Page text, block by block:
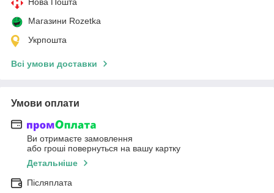
Магазини Rozetka
Укрпошта
Всі умови доставки
Умови оплати
Ви отримаєте замовлення
або гроші повернуться на вашу картку
Детальніше
Післяплата